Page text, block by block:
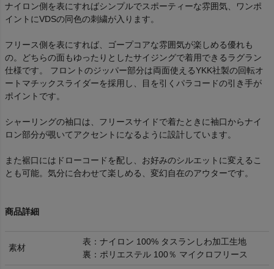
ナイロン側を表にすればシンプルでスポーティーな雰囲気、ワンポ
イントにVDSの同色の刺繍が入ります。
フリース側を表にすれば、ゴープコアな雰囲気が楽しめる優れも
の。どちらの面もゆったりとしたサイジングで着用できるラグラン
仕様です。 フロントのジッパー部分は両面使えるYKK社製の回転オ
ートマチックスライダーを採用し、目を引くパラコードの引き手が
ポイントです。
シャーリングの袖口は、フリースサイドで着たときに袖口からナイ
ロン部分が覗いてアクセントになるように設計しています。
また裾口にはドローコードを配し、お好みのシルエットに変えるこ
とも可能。気分に合わせて楽しめる、変幻自在のアウターです。
商品詳細
素材
表：ナイロン 100% タスランしわ加工生地
裏：ポリエステル 100％ マイクロフリース